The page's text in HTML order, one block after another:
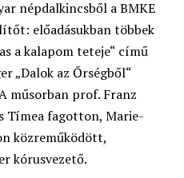
népdalkincsből a BMKE
előadásukban többek
a kalapom teteje“ című
„Dalok az Őrségből“
műsorban prof. Franz
Tímea fagotton, Marie-
közreműködött,
kórusvezető.